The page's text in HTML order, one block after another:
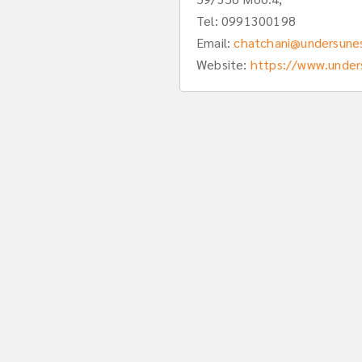
Tel: 0991300198
Email:
Website: https://